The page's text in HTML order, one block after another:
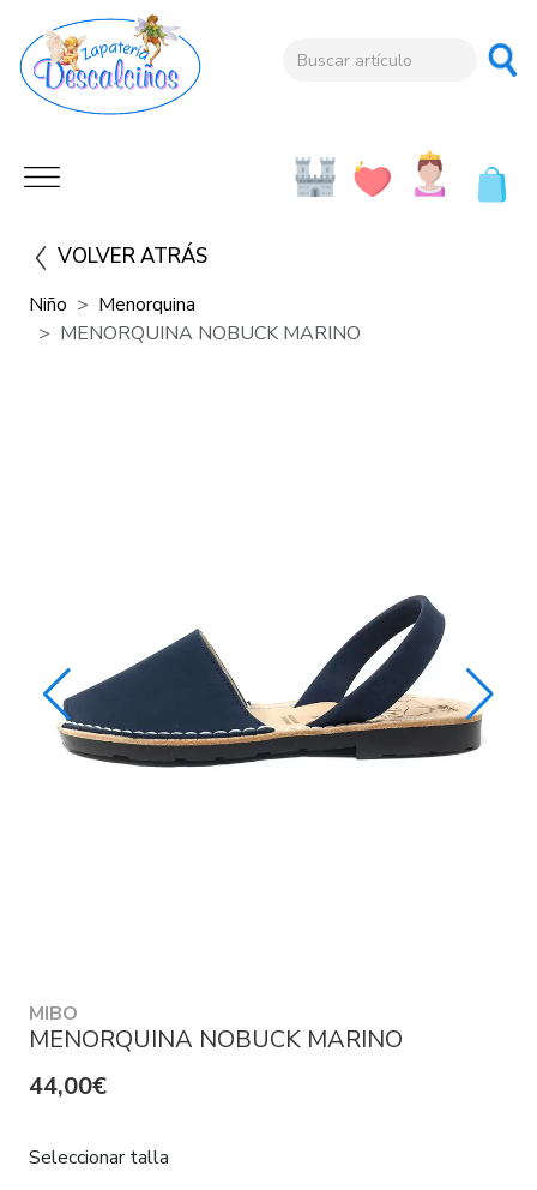
VOLVER ATRÁS
Niño
Menorquina
MENORQUINA NOBUCK MARINO
MIBO
MENORQUINA NOBUCK MARINO
44,00€
Seleccionar talla